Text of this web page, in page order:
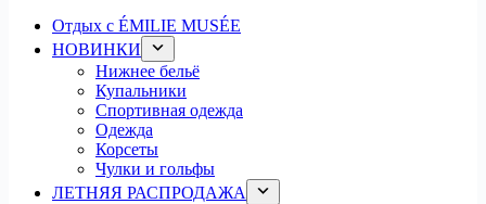
Отдых с ÉMILIE MUSÉE
НОВИНКИ
Нижнее бельё
Купальники
Спортивная одежда
Одежда
Корсеты
Чулки и гольфы
ЛЕТНЯЯ РАСПРОДАЖА